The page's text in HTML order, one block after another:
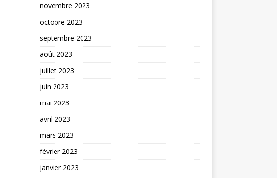
novembre 2023
octobre 2023
septembre 2023
août 2023
juillet 2023
juin 2023
mai 2023
avril 2023
mars 2023
février 2023
janvier 2023